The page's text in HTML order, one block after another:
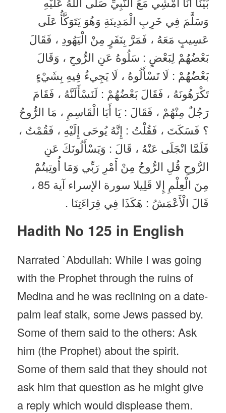
وَسَلَّمَ فِي خَرِبِ الْمَدِينَةِ وَهُوَ يَتَوَكَّأُ عَلَى
عَسِيبٍ مَعَهُ ، فَمَرَّ بِنَفَرٍ مِنْ الْيَهُودِ ، فَقَالَ
بَعْضُهُمْ لِبَعْضٍ : سَلُوهُ عَنِ الرُّوحِ ، وَقَالَ
بَعْضُهُمْ : لَا تَسْأَلُوهُ ، لَا يَجِيءُ فِيهِ بِشَيْءٍ
تَكْرَهُونَهُ ، فَقَالَ بَعْضُهُمْ : لَنَسْأَلَنَّهُ ، فَقَامَ
رَجُلٌ مِنْهُمْ ، فَقَالَ : يَا أَبَا الْقَاسِمِ ، مَا الرُّوحُ
؟ فَسَكَتَ ، فَقُلْتُ : إِنَّهُ يُوحَى إِلَيْهِ ، فَقُمْتُ ،
فَلَمَّا انْجَلَى عَنْهُ ، قَالَ : وَيَسْأَلُونَكَ عَنِ
الرُّوحِ قُلِ الرُّوحُ مِنْ أَمْرِ رَبِّي وَمَا أُوتِيتُمْ
مِنَ الْعِلْمِ إِلا قَلِيلا سورة الإسراء آية 85 ،
قَالَ الْأَعْمَشُ : هَكَذَا فِي قِرَاءَتِنَا .
Hadith No 125 in English
Narrated `Abdullah: While I was going
with the Prophet through the ruins of
Medina and he was reclining on a date-
palm leaf stalk, some Jews passed by.
Some of them said to the others: Ask
him (the Prophet) about the spirit.
Some of them said that they should not
ask him that question as he might give
a reply which would displease them.